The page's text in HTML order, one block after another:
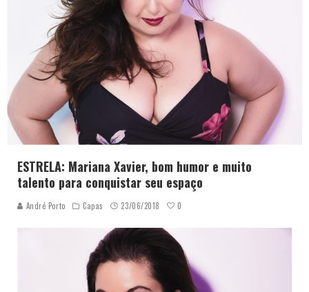
ESTRELA: Mariana Xavier, bom humor e muito
talento para conquistar seu espaço
André Porto Capas 23/06/2018 0